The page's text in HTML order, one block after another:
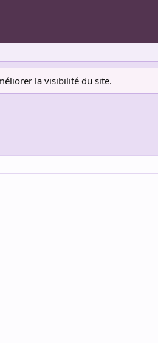
la visibilité du site.